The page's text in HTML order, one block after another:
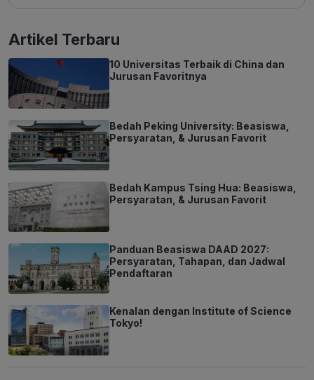
Artikel Terbaru
10 Universitas Terbaik di China dan
Jurusan Favoritnya
Bedah Peking University: Beasiswa,
Persyaratan, & Jurusan Favorit
Bedah Kampus Tsing Hua: Beasiswa,
Persyaratan, & Jurusan Favorit
Panduan Beasiswa DAAD 2027:
Persyaratan, Tahapan, dan Jadwal
Pendaftaran
Kenalan dengan Institute of Science
Tokyo!